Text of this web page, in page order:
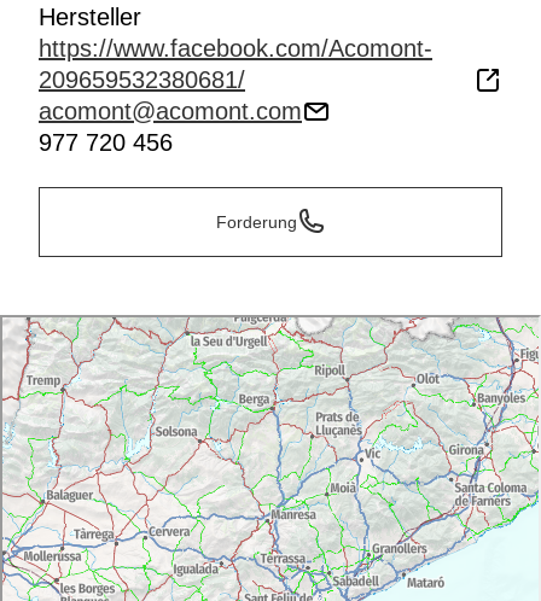
Hersteller
https://www.facebook.com/Acomont-
209659532380681/
acomont@acomont.com
977 720 456
Forderung